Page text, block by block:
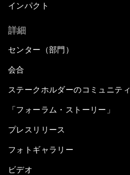
インパクト
詳細
センター（部門）
会合
ステークホルダーのコミュニティ
「フォーラム・ストーリー」
プレスリリース
フォトギャラリー
ビデオ